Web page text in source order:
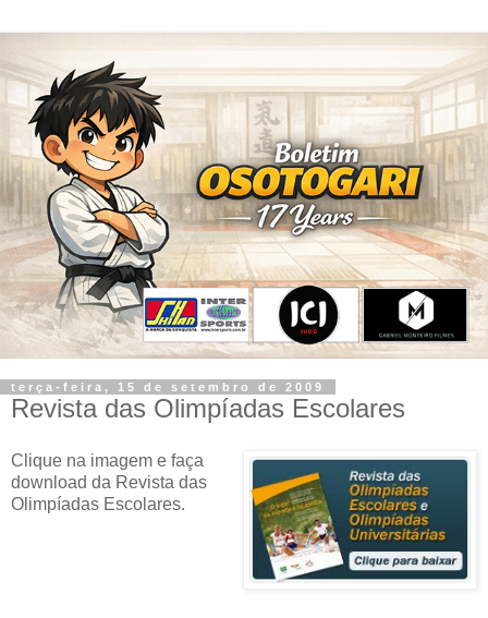
terça-feira, 15 de setembro de 2009
Revista das Olimpíadas Escolares
Clique na imagem e faça
download da Revista das
Olimpíadas Escolares.